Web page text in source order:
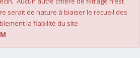
serait de nature à biaiser le recueil des
la fiabilité du site